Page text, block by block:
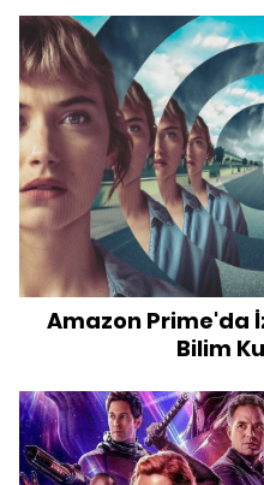
Amazon Prime'da
Bilim